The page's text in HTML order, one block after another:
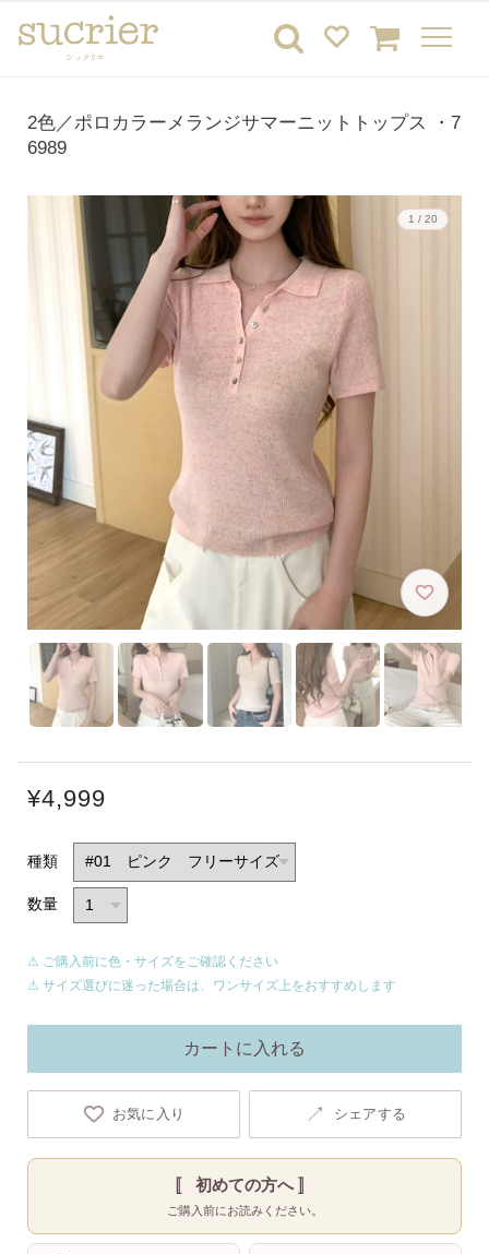
2色／ポロカラーメランジサマーニットトップス ・7
6989
1 / 20
¥4,999
種類
数量
⚠ ご購入前に色・サイズをご確認ください
⚠ サイズ選びに迷った場合は、ワンサイズ上をおすすめします
カートに入れる
お気に入り ↗ シェアする
〚 初めての方へ 〛
ご購入前にお読みください。